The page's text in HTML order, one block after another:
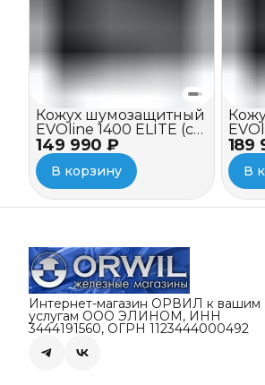
149 990 ₽
Кожух шумозащитный
EVOline 1400 ELITE (c
вентилятором)
В корзину
189
В
Интернет-магазин ОРВИЛ к вашим
услугам ООО ЭЛИНОМ, ИНН
3444191560, ОГРН 1123444000492